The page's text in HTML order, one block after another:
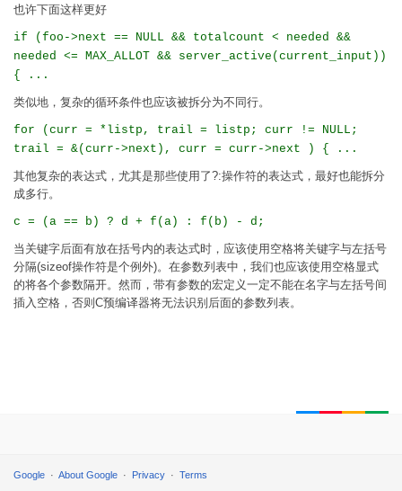
也许下面这样更好
if (foo->next == NULL && totalcount < needed &&
needed <= MAX_ALLOT && server_active(current_input))
{ ...
类似地，复杂的循环条件也应该被拆分为不同行。
for (curr = *listp, trail = listp; curr != NULL;
trail = &(curr->next), curr = curr->next ) { ...
其他复杂的表达式，尤其是那些使用了?:操作符的表达式，最好也能拆分
成多行。
c = (a == b) ? d + f(a) : f(b) - d;
当关键字后面有放在括号内的表达式时，应该使用空格将关键字与左括号
分隔(sizeof操作符是个例外)。在参数列表中，我们也应该使用空格显式
的将各个参数隔开。然而，带有参数的宏定义一定不能在名字与左括号间
插入空格，否则C预编译器将无法识别后面的参数列表。
Google About Google Privacy Terms